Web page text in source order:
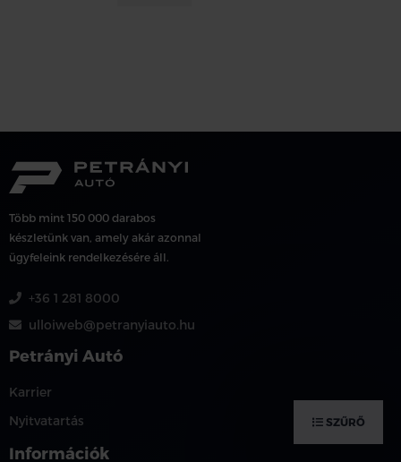
SZŰRŐ
Több mint 150 000 darabos
készletünk van, amely akár azonnal
ügyfeleink rendelkezésére áll.
+36 1 281 8000
ulloiweb@petranyiauto.hu
Petrányi Autó
Karrier
Nyitvatartás
Információk